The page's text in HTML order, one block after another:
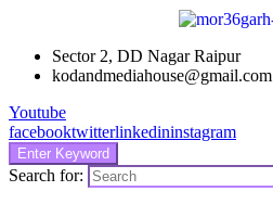
Sector 2, DD Nagar Raipur
kodandmediahouse@gmail.com
Youtube
facebooktwitterlinkedininstagram
Enter Keyword
Search for: